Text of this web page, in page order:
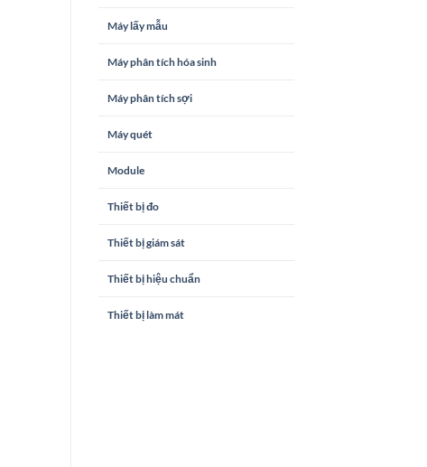
Máy lấy mẫu
Máy phân tích hóa sinh
Máy phân tích sợi
Máy quét
Module
Thiết bị đo
Thiết bị giám sát
Thiết bị hiệu chuẩn
Thiết bị làm mát